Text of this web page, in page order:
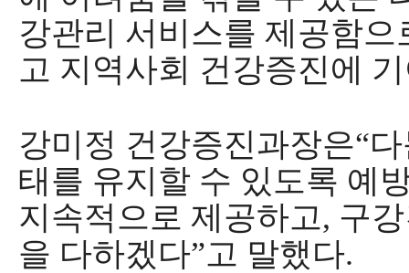
강관리 서비스를 제공함
고 지역사회 건강증진에
강미정 건강증진과장은“
태를 유지할 수 있도록 예
지속적으로 제공하고, 구
을 다하겠다”고 말했다.